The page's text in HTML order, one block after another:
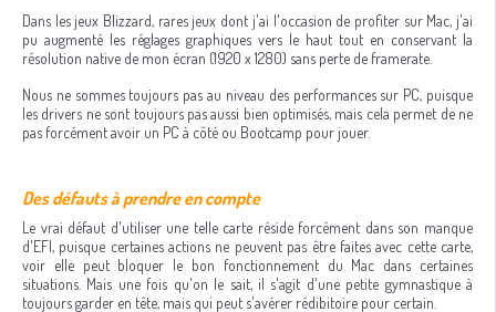
Dans les jeux Blizzard, rares jeux dont j'ai l'occasion de profiter sur Mac, j'ai
pu augmenté les réglages graphiques vers le haut tout en conservant la
résolution native de mon écran (1920 x 1280) sans perte de framerate.
Nous ne sommes toujours pas au niveau des performances sur PC, puisque
les drivers ne sont toujours pas aussi bien optimisés, mais cela permet de ne
pas forcément avoir un PC à côté ou Bootcamp pour jouer.
Des défauts à prendre en compte
Le vrai défaut d'utiliser une telle carte réside forcément dans son manque
d'EFI, puisque certaines actions ne peuvent pas être faites avec cette carte,
voir elle peut bloquer le bon fonctionnement du Mac dans certaines
situations. Mais une fois qu'on le sait, il s'agit d'une petite gymnastique à
toujours garder en tête, mais qui peut s'avérer rédibitoire pour certain.